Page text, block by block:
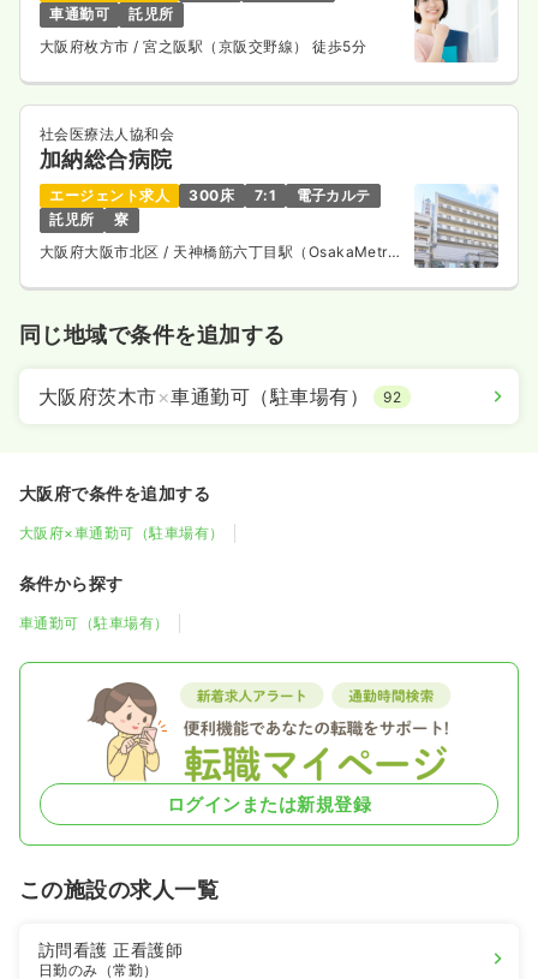
車通勤可
託児所
大阪府枚方市 / 宮之阪駅（京阪交野線） 徒歩5分
社会医療法人協和会
加納総合病院
エージェント求人 300床 7:1
電子カルテ
託児所
寮
大阪府大阪市北区 / 天神橋筋六丁目駅（OsakaMetro
同じ地域で条件を追加する
大阪府茨木市×車通勤可（駐車場有） 92
大阪府で条件を追加する
大阪府×車通勤可（駐車場有）
条件から探す
車通勤可（駐車場有）
ログインまたは新規登録
この施設の求人一覧
訪問看護正看護師
日勤のみ（常勤）